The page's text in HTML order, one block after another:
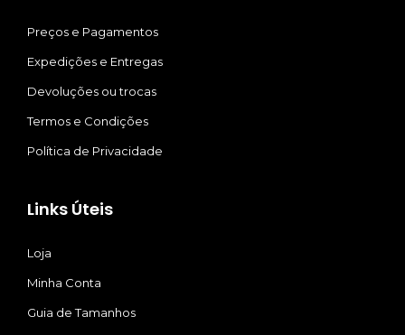
Preços e Pagamentos
Expedições e Entregas
Devoluções ou trocas
Termos e Condições
Política de Privacidade
Links Úteis
Loja
Minha Conta
Guia de Tamanhos